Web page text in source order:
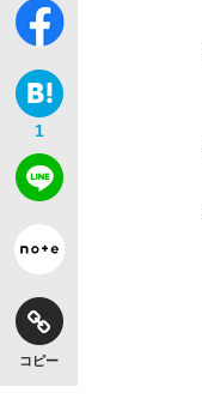
1
コピー